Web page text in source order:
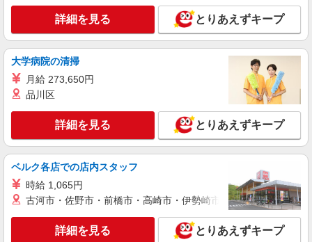
応相談三重県桑名市長島町浦安368 三井アウトレット
パーク ジャズドリーム長島
キープ 詳細を見る
アルバイト パート 契約社員
theory OUTLET
アルバイト・パート：フルタイム（8時間）／
時給1,200円〜、時短／時給1,100円〜 契約社員：
験・能力により優遇します。 ※試用期間（約3ヶ
三重県桑名市長島町浦安368 三井アウトレット
キープ 詳細を見る
詳細を見る とりあえずキープ
大学病院の清掃
月給 273,650円
品川区
詳細を見る とりあえずキープ
ベルク各店での店内スタッフ
時給 1,065円
古河市・佐野市・前橋市・高崎市・伊勢崎市・太田市・館林市
詳細を見る とりあえずキープ